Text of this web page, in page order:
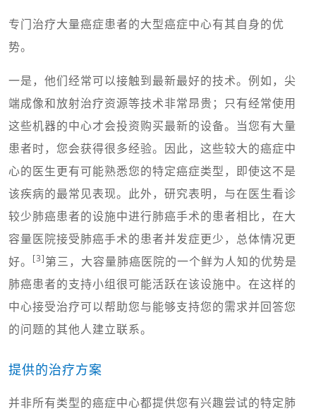
专门治疗大量癌症患者的大型癌症中心有其自身的优
势。
一是，他们经常可以接触到最新最好的技术。例如，尖
端成像和放射治疗资源等技术非常昂贵；只有经常使用
这些机器的中心才会投资购买最新的设备。当您有大量
患者时，您会获得很多经验。因此，这些较大的癌症中
心的医生更有可能熟悉您的特定癌症类型，即使这不是
该疾病的最常见表现。此外，研究表明，与在医生看诊
较少肺癌患者的设施中进行肺癌手术的患者相比，在大
容量医院接受肺癌手术的患者并发症更少，总体情况更
好。
[3]第三，大容量肺癌医院的一个鲜为人知的优势是
肺癌患者的支持小组很可能活跃在该设施中。在这样的
中心接受治疗可以帮助您与能够支持您的需求并回答您
的问题的其他人建立联系。
提供的治疗方案
并非所有类型的癌症中心都提供您有兴趣尝试的特定肺